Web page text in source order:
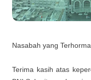
Nasabah yang
Terima kasih atas